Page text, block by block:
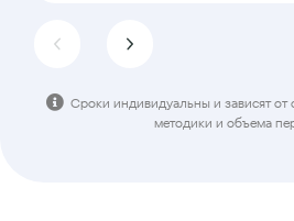
Сроки индивидуальны и зависят от
методики и объема